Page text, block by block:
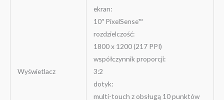
Wyświetlacz
ekran:
10″ PixelSense™
rozdzielczość:
1800 x 1200 (217 PPI)
współczynnik proporcji:
3:2
dotyk:
multi-touch z obsługą 10 punktów